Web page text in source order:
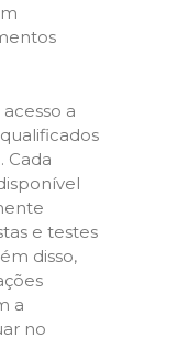
a
Cada
e testes
disso,
a
no